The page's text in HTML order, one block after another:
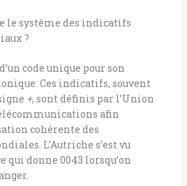
le système des indicatifs
?
code unique pour son
Ces indicatifs, souvent
+, sont définis par l’Union
afin
cohérente des
L’Autriche s’est vu
qui donne 0043 lorsqu’on